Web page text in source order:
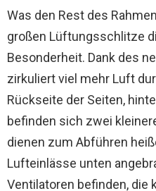
Was den Rest des
großen Lüftungsschlitze
Besonderheit. Dank des
zirkuliert viel mehr Luft
Rückseite der Seiten,
befinden sich zwei
dienen zum Abführen
Lufteinlässe unten
Ventilatoren befinden, die